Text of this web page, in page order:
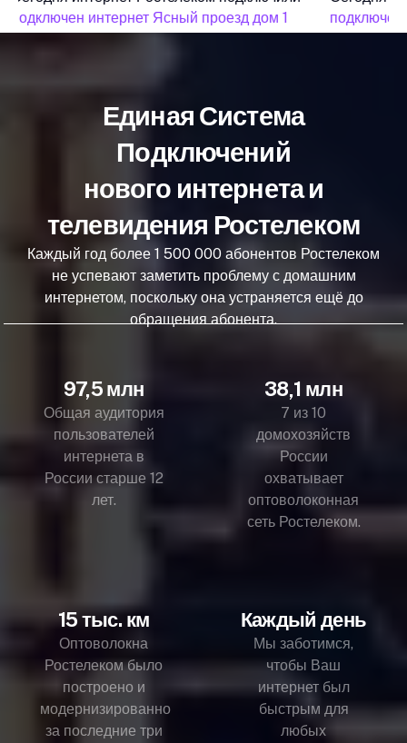
подключен интернет Ясный проезд дом 1
подключен
Единая Система
Подключений
нового интернета и
телевидения Ростелеком
Каждый год более 1 500 000 абонентов Ростелеком
не успевают заметить проблему с домашним
интернетом, поскольку она устраняется ещё до
обращения абонента.
97,5 млн
Общая аудитория
пользователей
интернета в
России старше 12
лет.
38,1 млн
7 из 10
домохозяйств
России
охватывает
оптоволоконная
сеть Ростелеком.
15 тыс. км
Оптоволокна
Ростелеком было
построено и
модернизированно
за последние три
Каждый день
Мы заботимся,
чтобы Ваш
интернет был
быстрым для
любых